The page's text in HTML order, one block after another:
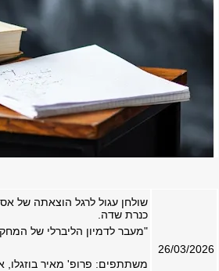
26/03/2026
שולחן עגול לרגל הוצאתה של
כנרת שדה.
"מעבר לדמיון הליברלי של
משתתפים: פרופ' מאיר בוזגלו,